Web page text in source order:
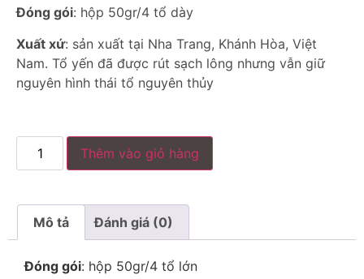
Đóng gói: hộp 50gr/4 tổ dày
Xuất xứ: sản xuất tại Nha Trang, Khánh Hòa, Việt
Nam. Tổ yến đã được rút sạch lông nhưng vẫn giữ
nguyên hình thái tổ nguyên thủy
Thêm vào giỏ hàng
Mô tả Đánh giá (0)
Đóng gói: hộp 50gr/4 tổ lớn